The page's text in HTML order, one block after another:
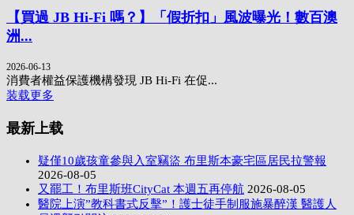
【買過 JB Hi-Fi 嗎？】「假折扣」風波曝光！數百澳
洲...
2026-06-13
消費者權益保護機構發現 JB Hi-Fi 在促...
装载更多
最新上载
疑僅10歲孩童參與入室竊盜 布里斯本豪宅區居民拉警報
2026-08-05
又罷工！布里斯班CityCat 本週五再停航 2026-08-05
醫院上演”教科書式反擊”！護士徒手制服施暴醉漢 醫護人